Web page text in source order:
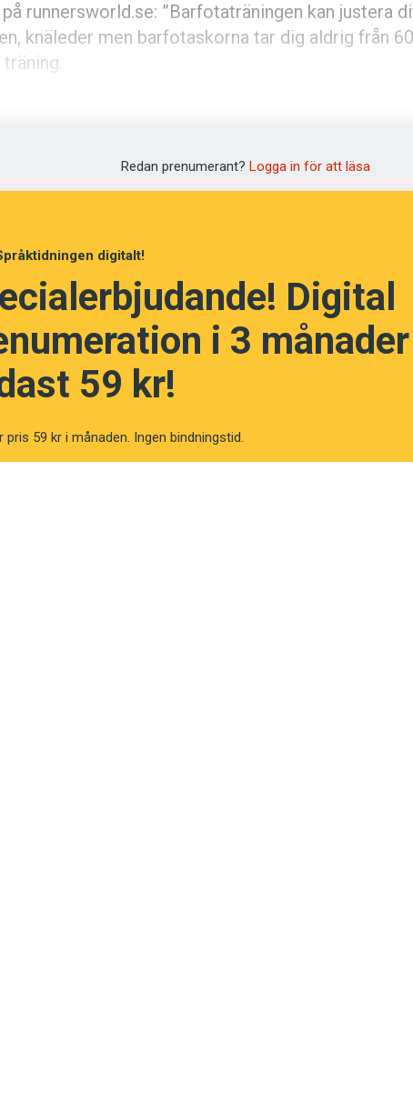
runners­world.se: ”Barfota­träningen kan justera
knäleder men barfota­skorna tar dig aldrig från
Redan prenumerant? Logga in för att läsa
digitalt!
Digital
i 3
59 kr!
pris 59 kr i månaden. Ingen bindningstid.